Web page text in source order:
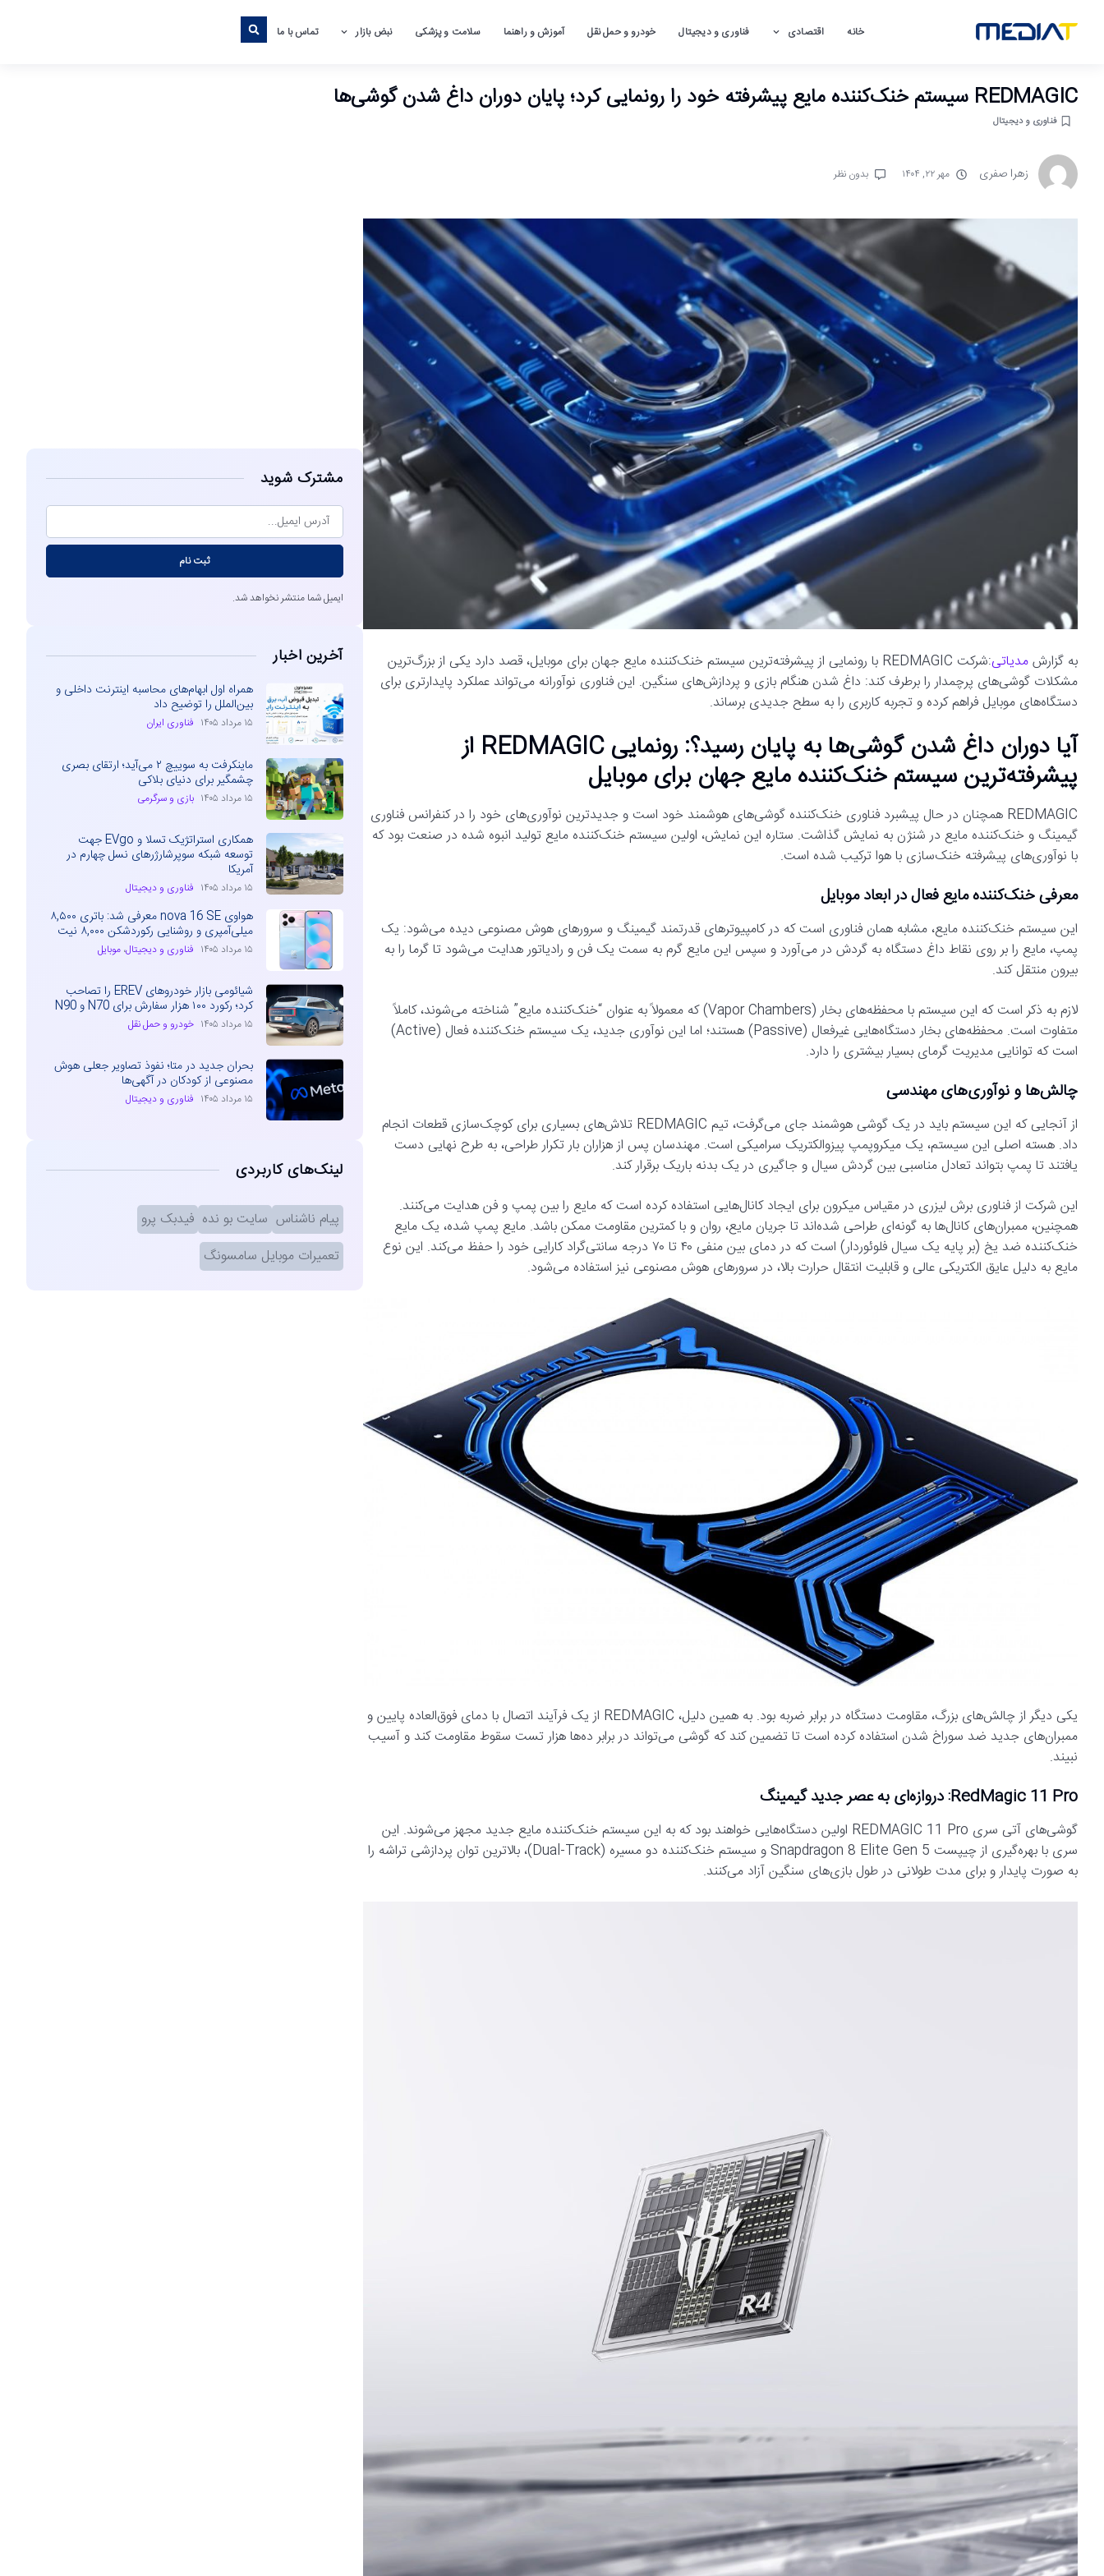
خانه اقتصادی فناوری و دیجیتال خودرو و حمل نقل آموزش و راهنما سلامت و پزشکی نبض بازار تماس با ما
REDMAGIC سیستم خنک‌کننده مایع پیشرفته خود را رونمایی کرد؛ پایان دوران داغ شدن گوشی‌ها
فناوری و دیجیتال
زهرا صفری مهر ۲۲, ۱۴۰۴ بدون نظر
به گزارشمدیاتی
:شرکت REDMAGIC با رونمایی از پیشرفته‌ترین سیستم خنک‌کننده مایع جهان برای موبایل، قصد دارد یکی از بزرگ‌ترین
مشکلات گوشی‌های پرچمدار را برطرف کند: داغ شدن هنگام بازی و پردازش‌های سنگین. این فناوری نوآورانه می‌تواند عملکرد پایدارتری برای
دستگاه‌های موبایل فراهم کرده و تجربه کاربری را به سطح جدیدی برساند.
آیا دوران داغ شدن گوشی‌ها به پایان رسید؟: رونمایی REDMAGIC از
پیشرفته‌ترین سیستم خنک‌کننده مایع جهان برای موبایل
REDMAGIC همچنان در حال پیشبرد فناوری خنک‌کننده گوشی‌های هوشمند خود است و جدیدترین نوآوری‌های خود را در کنفرانس فناوری
گیمینگ و خنک‌کننده مایع در شنژن به نمایش گذاشت. ستاره این نمایش، اولین سیستم خنک‌کننده مایع تولید انبوه شده در صنعت بود که
با نوآوری‌های پیشرفته خنک‌سازی با هوا ترکیب شده است.
معرفی خنک‌کننده مایع فعال در ابعاد موبایل
این سیستم خنک‌کننده مایع، مشابه همان فناوری است که در کامپیوترهای قدرتمند گیمینگ و سرورهای هوش مصنوعی دیده می‌شود: یک
پمپ، مایع را بر روی نقاط داغ دستگاه به گردش در می‌آورد و سپس این مایع گرم به سمت یک فن و رادیاتور هدایت می‌شود تا گرما را به
بیرون منتقل کند.
لازم به ذکر است که این سیستم با محفظه‌های بخار (Vapor Chambers) که معمولاً به عنوان “خنک‌کننده مایع” شناخته می‌شوند، کاملاً
متفاوت است. محفظه‌های بخار دستگاه‌هایی غیرفعال (Passive) هستند؛ اما این نوآوری جدید، یک سیستم خنک‌کننده فعال (Active)
است که توانایی مدیریت گرمای بسیار بیشتری را دارد.
چالش‌ها و نوآوری‌های مهندسی
از آنجایی که این سیستم باید در یک گوشی هوشمند جای می‌گرفت، تیم REDMAGIC تلاش‌های بسیاری برای کوچک‌سازی قطعات انجام
داد. هسته اصلی این سیستم، یک میکروپمپ پیزوالکتریک سرامیکی است. مهندسان پس از هزاران بار تکرار طراحی، به طرح نهایی دست
یافتند تا پمپ بتواند تعادل مناسبی بین گردش سیال و جاگیری در یک بدنه باریک برقرار کند.
این شرکت از فناوری برش لیزری در مقیاس میکرون برای ایجاد کانال‌هایی استفاده کرده است که مایع را بین پمپ و فن هدایت می‌کنند.
همچنین، ممبران‌های کانال‌ها به گونه‌ای طراحی شده‌اند تا جریان مایع، روان و با کمترین مقاومت ممکن باشد. مایع پمپ شده، یک مایع
خنک‌کننده ضد یخ (بر پایه یک سیال فلوئوردار) است که در دمای بین منفی ۴۰ تا ۷۰ درجه سانتی‌گراد کارایی خود را حفظ می‌کند. این نوع
مایع به دلیل عایق الکتریکی عالی و قابلیت انتقال حرارت بالا، در سرورهای هوش مصنوعی نیز استفاده می‌شود.
یکی دیگر از چالش‌های بزرگ، مقاومت دستگاه در برابر ضربه بود. به همین دلیل، REDMAGIC از یک فرآیند اتصال با دمای فوق‌العاده پایین و
ممبران‌های جدید ضد سوراخ شدن استفاده کرده است تا تضمین کند که گوشی می‌تواند در برابر ده‌ها هزار تست سقوط مقاومت کند و آسیب
نبیند.
RedMagic 11 Pro: دروازه‌ای به عصر جدید گیمینگ
گوشی‌های آتی سری REDMAGIC 11 Pro اولین دستگاه‌هایی خواهند بود که به این سیستم خنک‌کننده مایع جدید مجهز می‌شوند. این
سری با بهره‌گیری از چیپست Snapdragon 8 Elite Gen 5 و سیستم خنک‌کننده دو مسیره (Dual-Track)، بالاترین توان پردازشی تراشه را
به صورت پایدار و برای مدت طولانی در طول بازی‌های سنگین آزاد می‌کنند.
مشترک شوید
ثبت نام
ایمیل شما منتشر نخواهد شد.
آخرین اخبار
همراه اول ابهام‌های محاسبه اینترنت داخلی و
بین‌الملل را توضیح داد
۱۵ مرداد ۱۴۰۵ فناوری ایران
ماینکرفت به سوییچ ۲ می‌آید؛ ارتقای بصری
چشمگیر برای دنیای بلاکی
۱۵ مرداد ۱۴۰۵ بازی و سرگرمی
همکاری استراتژیک تسلا و EVgo جهت
توسعه شبکه سوپرشارژرهای نسل چهارم در
آمریکا
۱۵ مرداد ۱۴۰۵ فناوری و دیجیتال
هواوی nova 16 SE معرفی شد: باتری ۸,۵۰۰
میلی‌آمپری و روشنایی رکوردشکن ۸,۰۰۰ نیت
۱۵ مرداد ۱۴۰۵ فناوری و دیجیتال،موبایل
شیائومی بازار خودروهای EREV را تصاحب
کرد؛ رکورد ۱۰۰ هزار سفارش برای N70 و N90
۱۵ مرداد ۱۴۰۵ خودرو و حمل نقل
بحران جدید در متا؛ نفوذ تصاویر جعلی هوش
مصنوعی از کودکان در آگهی‌ها
۱۵ مرداد ۱۴۰۵ فناوری و دیجیتال
لینک‌های کاربردی
پیام ناشناس سایت بو نده فیدبک پرو
تعمیرات موبایل سامسونگ